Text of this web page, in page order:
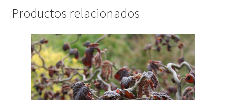
Productos relacionados